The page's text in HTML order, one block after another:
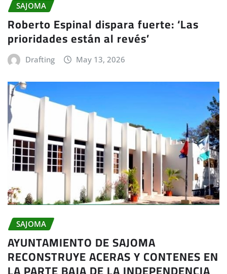
SAJOMA
Roberto Espinal dispara fuerte: ‘Las
prioridades están al revés’
Drafting May 13, 2026
SAJOMA
AYUNTAMIENTO DE SAJOMA
RECONSTRUYE ACERAS Y CONTENES EN